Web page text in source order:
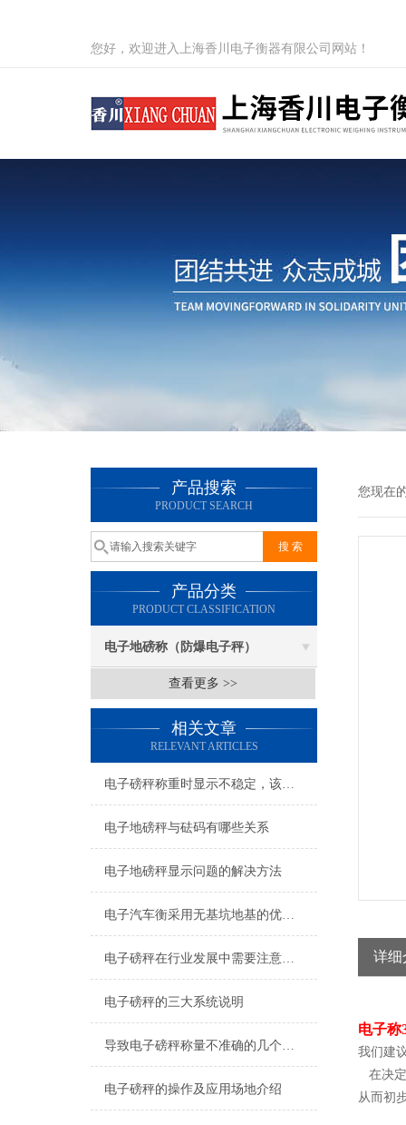
您好，欢迎进入上海香川电子衡器有限公司网站！
产品搜索
PRODUCT SEARCH
产品分类
PRODUCT CLASSIFICATION
电子地磅称（防爆电子秤）
查看更多 >>
相关文章
RELEVANT ARTICLES
电子磅秤称重时显示不稳定，该如何解决
电子地磅秤与砝码有哪些关系
电子地磅秤显示问题的解决方法
电子汽车衡采用无基坑地基的优势体现
电子磅秤在行业发展中需要注意哪5个问题
电子磅秤的三大系统说明
导致电子磅秤称量不准确的几个原因
电子磅秤的操作及应用场地介绍
您现在
详细
电子称
我们建
在决定
从而初